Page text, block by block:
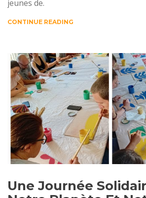
jeunes de.
CONTINUE READING
Une Journée